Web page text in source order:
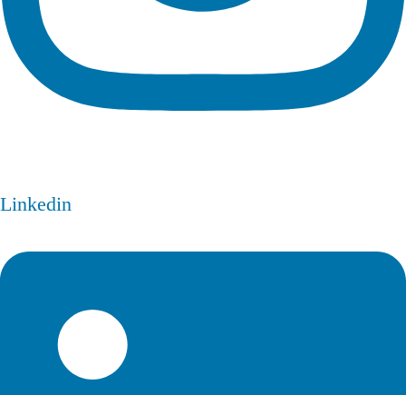
Linkedin